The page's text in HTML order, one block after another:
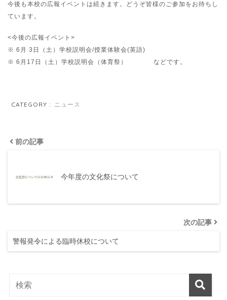
今後も本校の広報イベントは続きます。どうぞ皆様のご参加をお待ちし
ています。
<今後の広報イベント>
※ 6月 3日（土）学校説明会/授業体験会(英語)
※ 6月17日（土）学校説明会（体育祭） などです。
CATEGORY : ニュース
前の記事
今年度の文化祭について
次の記事
警報発令による臨時休校について